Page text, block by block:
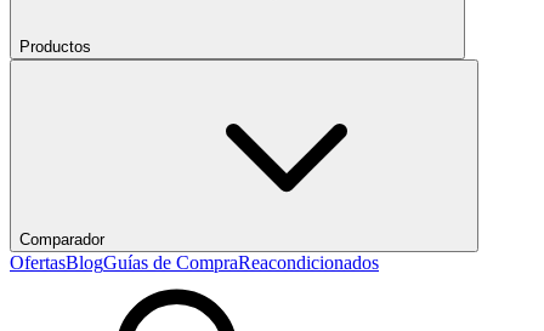
Productos
Comparador
OfertasBlogGuías de CompraReacondicionados